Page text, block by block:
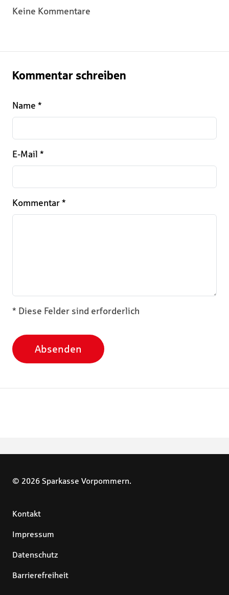
Keine Kommentare
Kommentar schreiben
Name *
E-Mail *
Kommentar *
* Diese Felder sind erforderlich
Absenden
© 2026 Sparkasse Vorpommern.
Kontakt
Impressum
Datenschutz
Barrierefreiheit